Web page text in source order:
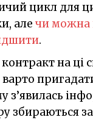
цикл для
але чи можна
.
на ці
з’явилась
збираються